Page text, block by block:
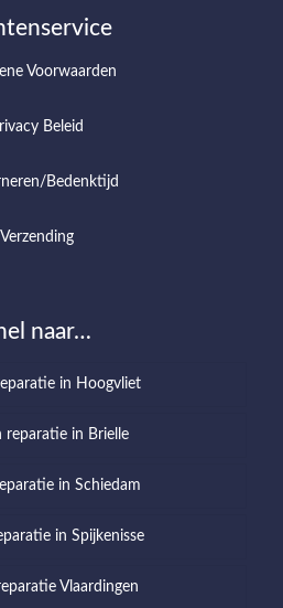
Voorwaarden
Beleid
Bedenktijd
Verzending
naar…
in Hoogvliet
reparatie in Brielle
in Schiedam
in Spijkenisse
Vlaardingen